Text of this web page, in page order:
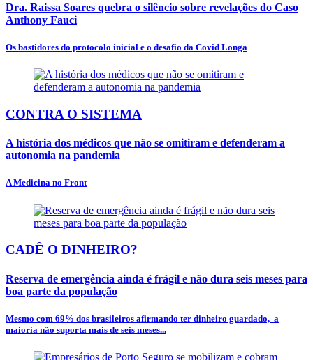
Dra. Raissa Soares quebra o silêncio sobre revelações do Caso
Anthony Fauci
Os bastidores do protocolo inicial e o desafio da Covid Longa
CONTRA O SISTEMA
A história dos médicos que não se omitiram e defenderam a
autonomia na pandemia
A Medicina no Front
CADÊ O DINHEIRO?
Reserva de emergência ainda é frágil e não dura seis meses para
boa parte da população
Mesmo com 69% dos brasileiros afirmando ter dinheiro guardado, a
maioria não suporta mais de seis meses...